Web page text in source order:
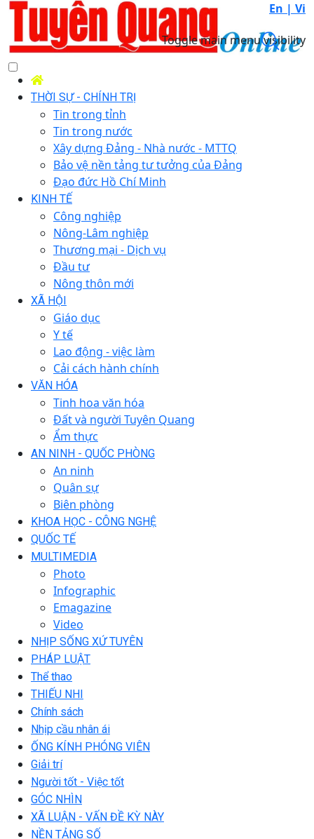
En | Vi
Toggle main menu visibility
THỜI SỰ - CHÍNH TRỊ
Tin trong tỉnh
Tin trong nước
Xây dựng Đảng - Nhà nước - MTTQ
Bảo vệ nền tảng tư tưởng của Đảng
Đạo đức Hồ Chí Minh
KINH TẾ
Công nghiệp
Nông-Lâm nghiệp
Thương mại - Dịch vụ
Đầu tư
Nông thôn mới
XÃ HỘI
Giáo dục
Y tế
Lao động - việc làm
Cải cách hành chính
VĂN HÓA
Tinh hoa văn hóa
Đất và người Tuyên Quang
Ẩm thực
AN NINH - QUỐC PHÒNG
An ninh
Quân sự
Biên phòng
KHOA HỌC - CÔNG NGHỆ
QUỐC TẾ
MULTIMEDIA
Photo
Infographic
Emagazine
Video
NHỊP SỐNG XỨ TUYÊN
PHÁP LUẬT
Thể thao
THIẾU NHI
Chính sách
Nhịp cầu nhân ái
ỐNG KÍNH PHÓNG VIÊN
Giải trí
Người tốt - Việc tốt
GÓC NHÌN
XÃ LUẬN - VẤN ĐỀ KỲ NÀY
NỀN TẢNG SỐ